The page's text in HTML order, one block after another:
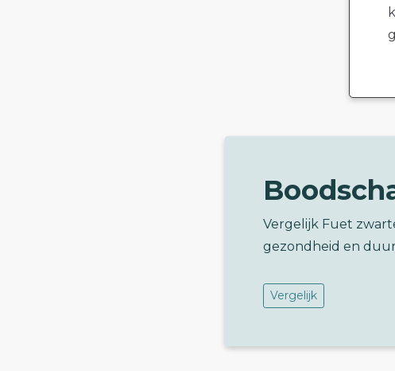
Vergelijk Fuet
gezondheid en
Vergelijk